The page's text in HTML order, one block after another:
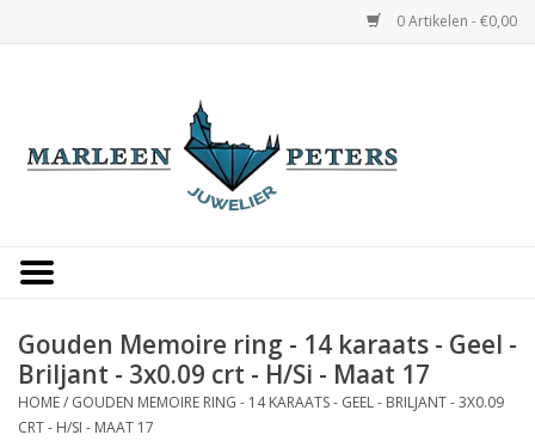
0 Artikelen - €0,00
Occasions
Gouden Memoire ring - 14 karaats - Geel -
Briljant - 3x0.09 crt - H/Si - Maat 17
HOME/ GOUDEN MEMOIRE RING - 14 KARAATS - GEEL - BRILJANT - 3X0.09
CRT - H/SI - MAAT 17